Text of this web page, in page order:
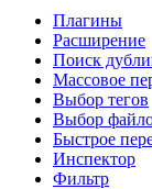
Плагины
Расширение
Поиск
Массовое
Выбор тегов
Выбор
Быстрое
Инспектор
Фильтр